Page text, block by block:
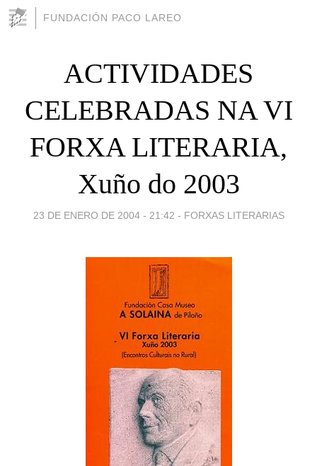
FUNDACIÓN PACO LAREO
ACTIVIDADES
CELEBRADAS NA VI
FORXA LITERARIA,
Xuño do 2003
23 DE ENERO DE 2004 - 21:42 - FORXAS LITERARIAS